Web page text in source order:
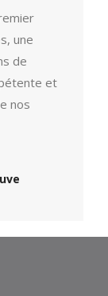
une
de
et
nos